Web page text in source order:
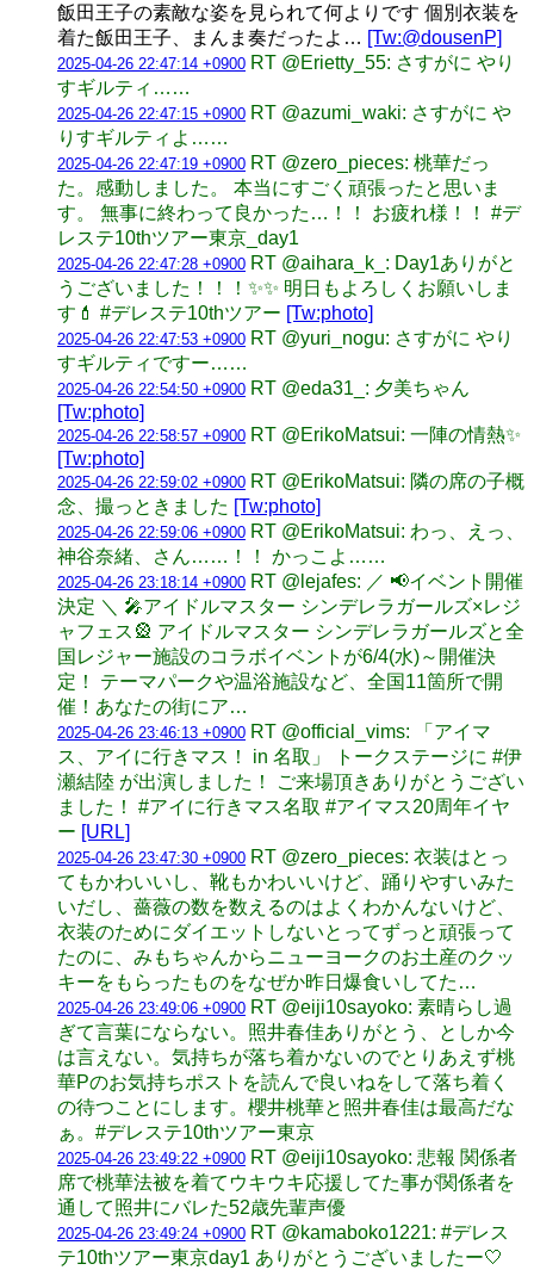
飯田王子の素敵な姿を見られて何よりです 個別衣装を
着た飯田王子、まんま奏だったよ… [Tw:@dousenP]
2025-04-26 22:47:14 +0900 RT @Erietty_55: さすがに やり
すギルティ……
2025-04-26 22:47:15 +0900 RT @azumi_waki: さすがに や
りすギルティよ……
2025-04-26 22:47:19 +0900 RT @zero_pieces: 桃華だっ
た。感動しました。 本当にすごく頑張ったと思いま
す。 無事に終わって良かった…！！ お疲れ様！！ #デ
レステ10thツアー東京_day1
2025-04-26 22:47:28 +0900 RT @aihara_k_: Day1ありがと
うございました！！！✨️✨️ 明日もよろしくお願いしま
す💄 #デレステ10thツアー [Tw:photo]
2025-04-26 22:47:53 +0900 RT @yuri_nogu: さすがに やり
すギルティですー……
2025-04-26 22:54:50 +0900 RT @eda31_: 夕美ちゃん
[Tw:photo]
2025-04-26 22:58:57 +0900 RT @ErikoMatsui: 一陣の情熱✨️
[Tw:photo]
2025-04-26 22:59:02 +0900 RT @ErikoMatsui: 隣の席の子概
念、撮っときました [Tw:photo]
2025-04-26 22:59:06 +0900 RT @ErikoMatsui: わっ、えっ、
神谷奈緒、さん……！！ かっこよ……
2025-04-26 23:18:14 +0900 RT @lejafes: ／ 📢イベント開催
決定 ＼ 🎤アイドルマスター シンデレラガールズ×レジ
ャフェス🎡​ アイドルマスター シンデレラガールズと全
国レジャー施設のコラボイベントが6/4(水)～開催決
定！ ​テーマパークや温浴施設など、全国11箇所で開
催！あなたの街にア…
2025-04-26 23:46:13 +0900 RT @official_vims: 「アイマ
ス、アイに行きマス！ in 名取」 トークステージに #伊
瀬結陸 が出演しました！ ご来場頂きありがとうござい
ました！ #アイに行きマス名取 #アイマス20周年イヤ
ー [URL]
2025-04-26 23:47:30 +0900 RT @zero_pieces: 衣装はとっ
てもかわいいし、靴もかわいいけど、踊りやすいみた
いだし、薔薇の数を数えるのはよくわかんないけど、
衣装のためにダイエットしないとってずっと頑張って
たのに、みもちゃんからニューヨークのお土産のクッ
キーをもらったものをなぜか昨日爆食いしてた…
2025-04-26 23:49:06 +0900 RT @eiji10sayoko: 素晴らし過
ぎて言葉にならない。照井春佳ありがとう、としか今
は言えない。気持ちが落ち着かないのでとりあえず桃
華Pのお気持ちポストを読んで良いねをして落ち着く
の待つことにします。櫻井桃華と照井春佳は最高だな
ぁ。#デレステ10thツアー東京
2025-04-26 23:49:22 +0900 RT @eiji10sayoko: 悲報 関係者
席で桃華法被を着てウキウキ応援してた事が関係者を
通して照井にバレた52歳先輩声優
2025-04-26 23:49:24 +0900 RT @kamaboko1221: #デレス
テ10thツアー東京day1 ありがとうございましたー🤍